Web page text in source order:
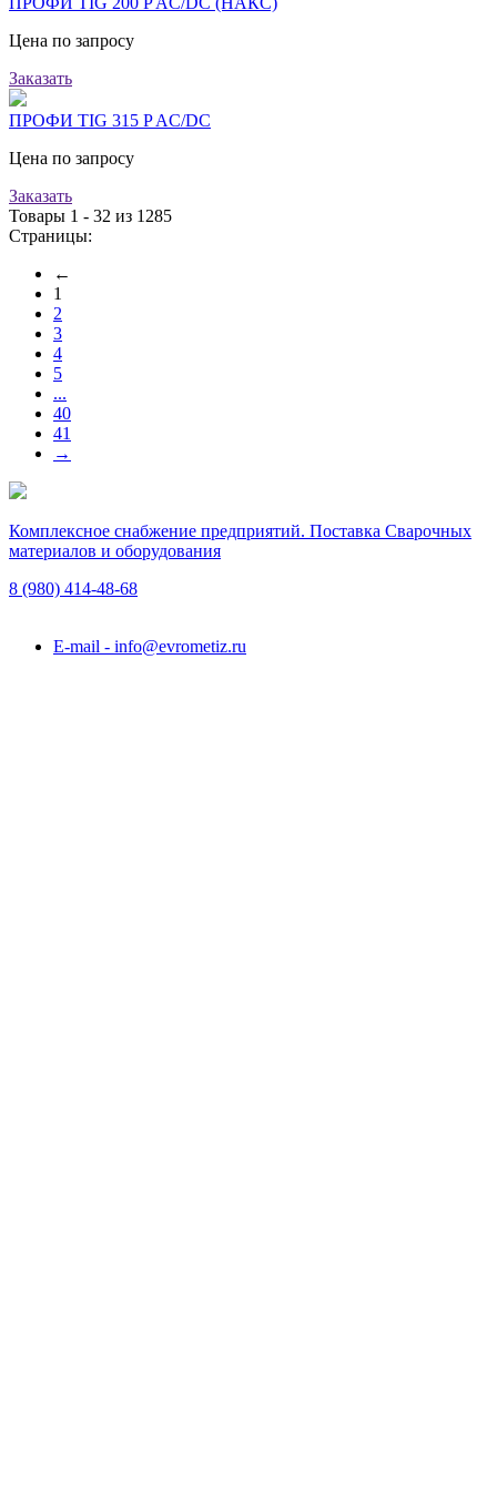
Цена по запросу
Заказать
ПРОФИ TIG 315 P AC/DC
Цена по запросу
Заказать
Товары 1 - 32 из 1285
Страницы:
←
1
2
3
4
5
...
40
41
→
Комплексное снабжение предприятий. Поставка Сварочных
материалов и оборудования
8 (980) 414-48-68
E-mail - info@evrometiz.ru